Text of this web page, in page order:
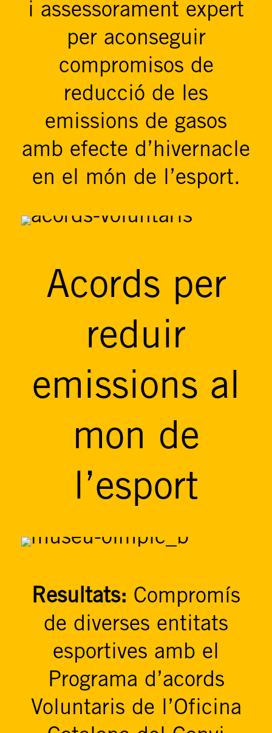
i assessorament expert
per aconseguir
compromisos de
reducció de les
emissions de gasos
amb efecte d’hivernacle
en el món de l’esport.
Acords per
reduir
emissions al
mon de
l’esport
Resultats: Compromís
de diverses entitats
esportives amb el
Programa d’acords
Voluntaris de l’Oficina